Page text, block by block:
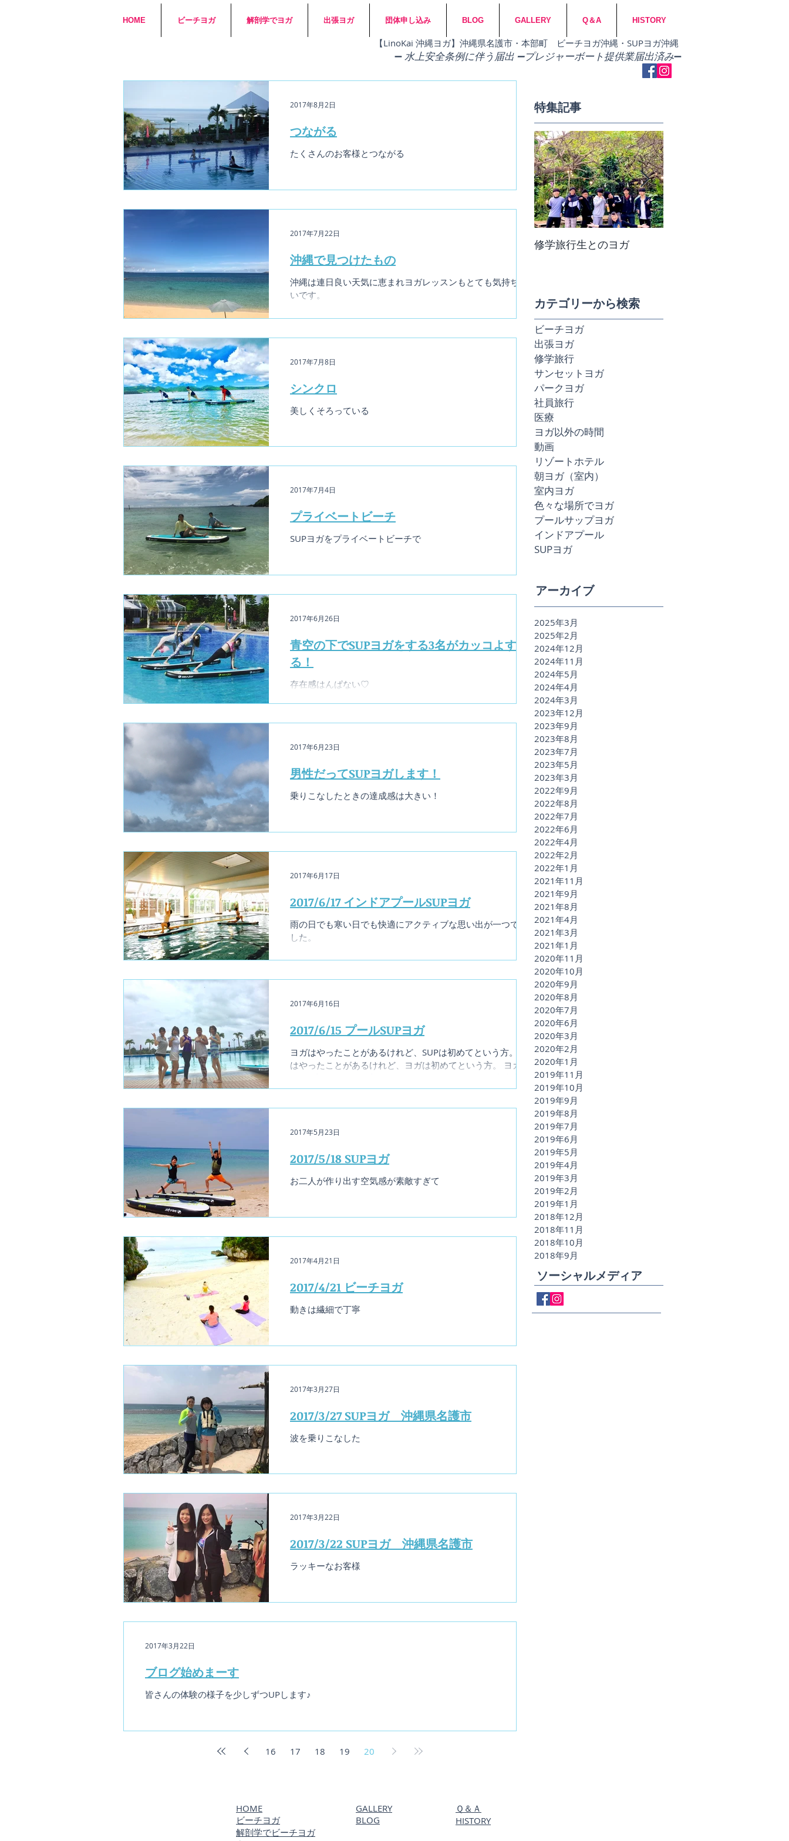
HOME ビーチヨガ 解剖学でヨガ 出張ヨガ 団体申し込み BLOG GALLERY Q＆A HISTORY
​【LinoKai 沖縄ヨガ】沖縄県名護市・本部町 ビーチヨガ沖縄・SUPヨガ沖縄
➖水上安全条例に伴う届出 ➖​プレジャーボート提供業届出済み➖
つながる
たくさんのお客様とつながる
2017年8月2日
沖縄で見つけたもの
沖縄は連日良い天気に恵まれヨガレッスンもとても気持ちがい
いです。
2017年7月22日
シンクロ
美しくそろっている
2017年7月8日
プライベートビーチ
SUPヨガをプライベートビーチで
2017年7月4日
青空の下でSUPヨガをする3名がカッコよすぎ
る！
存在感はんぱない♡
2017年6月26日
男性だってSUPヨガします！
乗りこなしたときの達成感は大きい！
2017年6月23日
2017/6/17 インドアプールSUPヨガ
雨の日でも寒い日でも快適にアクティブな思い出が一つできま
した。
2017年6月17日
2017/6/15 プールSUPヨガ
ヨガはやったことがあるけれど、SUPは初めてという方。 SUP
はやったことがあるけれど、ヨガは初めてという方。 ヨガも
皆さんできましたね♡
2017年6月16日
2017/5/18 SUPヨガ
お二人が作り出す空気感が素敵すぎて
2017年5月23日
2017/4/21 ビーチヨガ
動きは繊細で丁寧
2017年4月21日
2017/3/27 SUPヨガ 沖縄県名護市
波を乗りこなした
2017年3月27日
2017/3/22 SUPヨガ 沖縄県名護市
ラッキーなお客様
2017年3月22日
ブログ始めまーす
皆さんの体験の様子を少しずつUPします♪
2017年3月22日
16 17 18 19 20
特集記事
修学旅行生とのヨガ
カテゴリーから検索
ビーチヨガ
出張ヨガ
修学旅行
サンセットヨガ
パークヨガ
社員旅行
医療
ヨガ以外の時間
動画
リゾートホテル
朝ヨガ（室内）
室内ヨガ
色々な場所でヨガ
プールサップヨガ
インドアプール
SUPヨガ
アーカイブ
2025年3月
2025年2月
2024年12月
2024年11月
2024年5月
2024年4月
2024年3月
2023年12月
2023年9月
2023年8月
2023年7月
2023年5月
2023年3月
2022年9月
2022年8月
2022年7月
2022年6月
2022年4月
2022年2月
2022年1月
2021年11月
2021年9月
2021年8月
2021年4月
2021年3月
2021年1月
2020年11月
2020年10月
2020年9月
2020年8月
2020年7月
2020年6月
2020年3月
2020年2月
2020年1月
2019年11月
2019年10月
2019年9月
2019年8月
2019年7月
2019年6月
2019年5月
2019年4月
2019年3月
2019年2月
2019年1月
2018年12月
2018年11月
2018年10月
2018年9月
ソーシャルメディア
​​HOME
ビーチヨガ
​解剖学でビーチヨガ
GALLERY
BLOG
Ｑ＆Ａ
HISTORY